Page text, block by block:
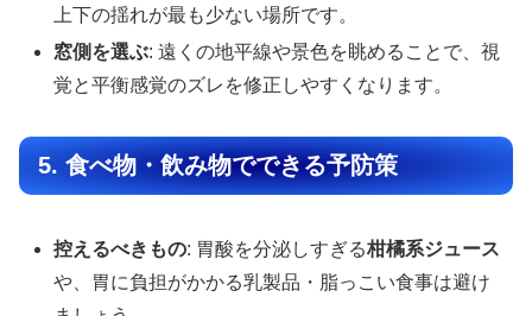
上下の揺れが最も少ない場所です。
窓側を選ぶ: 遠くの地平線や景色を眺めることで、視
覚と平衡感覚のズレを修正しやすくなります。
5. 食べ物・飲み物でできる予防策
控えるべきもの: 胃酸を分泌しすぎる柑橘系ジュース
や、胃に負担がかかる乳製品・脂っこい食事は避け